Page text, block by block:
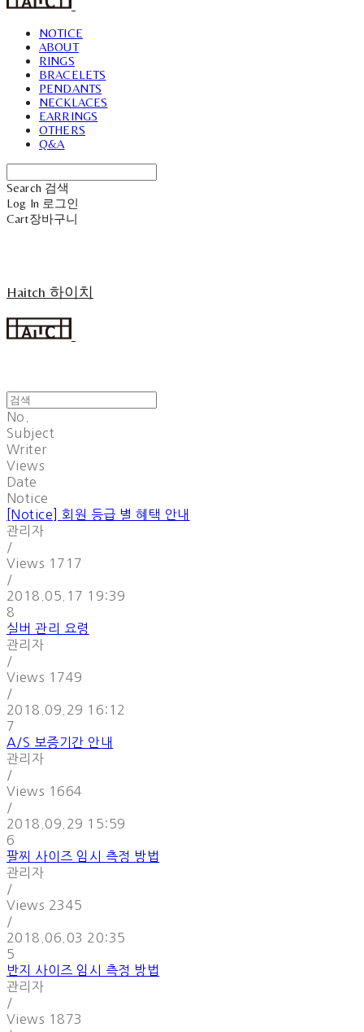
NOTICE
ABOUT
RINGS
BRACELETS
PENDANTS
NECKLACES
EARRINGS
OTHERS
Q&A
Search 검색
Log In 로그인
Cart장바구니
Haitch 하이치
No.
Subject
Writer
Views
Date
Notice
[Notice]회원 등급 별 혜택 안내
관리자
/
Views 1717
/
2018.05.17 19:39
8
실버 관리 요령
관리자
/
Views 1749
/
2018.09.29 16:12
7
A/S 보증기간 안내
관리자
/
Views 1664
/
2018.09.29 15:59
6
팔찌 사이즈 임시 측정 방법
관리자
/
Views 2345
/
2018.06.03 20:35
5
반지 사이즈 임시 측정 방법
관리자
/
Views 1873